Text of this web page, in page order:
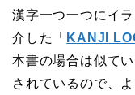
漢字一つ一つにイ
介した「 KANJI
本書の場合は似て
されているので、